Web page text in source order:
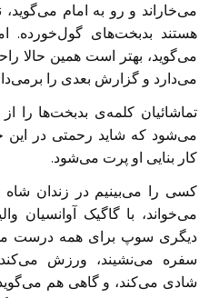
می‌خاراند و رو به امام می‌گوید،
هستند بدبخت‌های گول‌خورده.
می‌گوید، بهتر است همین حالا
می‌دارد و گزارش بعدی را
تماشائیان کلمه‌ی بدبخت‌ها را
می‌شود که شاید رحمتی در
کار بنایی او پرت می‌شود.
کسی را می‌بینیم در زندان
می‌خواند، با گاگیک آوانسیان
دیگری سوپ برای همه درست
سفره می‌نشیند، ورزش
شادی می‌کند، و گاهی هم